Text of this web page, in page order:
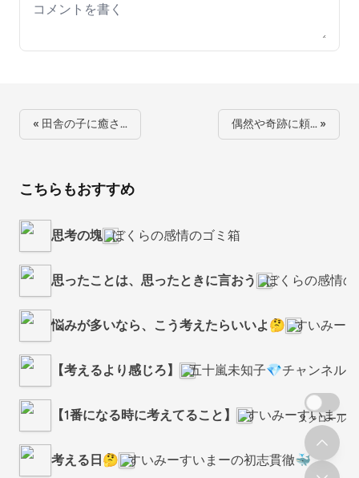
Your comment
« 田舎の子に癒さ… 偶然や奇跡に頼… »
こちらもおすすめ
思考の塊 ぼくらの感情のゴミ箱
思ったことは、思ったときに言おう ぼくらの感情の
悩みが多いなら、こう考えたらいいよ🤔 すいみー
【考えるより感じろ】 五十嵐未知子💎チャンネル
【1番になる時に考えてること】 すいみーすいまー
考える日🤔 すいみーすいまーの初志貫徹🐳
スクロール